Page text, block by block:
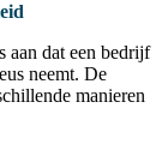
aan dat een bedrijf
neemt. De
manieren